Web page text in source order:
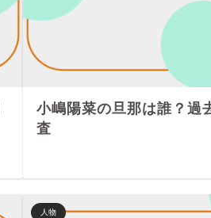
小嶋陽菜の旦那は誰？過
査
人物